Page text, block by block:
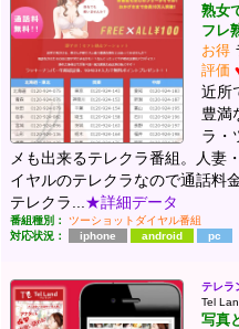
熟女
フレ
お得
評価
近所
豊満
ラ・
メも出来るテレクラ番組。人妻
イヤルのテレクラなので通話料
テレクラ... ★詳細データ
番組種別：
ツーショットダイヤル番組
対応状況：
iphone android pc
テレラ
Tel
写真